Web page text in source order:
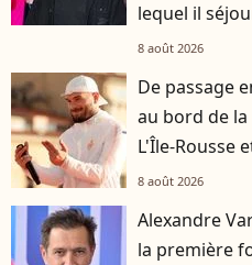
lequel il
8 août 2026
De passage
au bord de
L'Île-Rousse
8 août 2026
Alexandre
la première